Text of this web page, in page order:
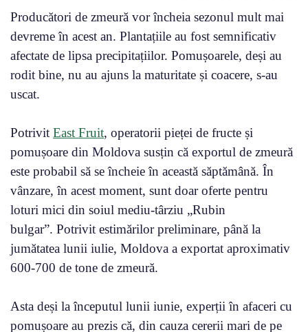
Producători de zmeură vor încheia sezonul mult mai
devreme în acest an. Plantațiile au fost semnificativ
afectate de lipsa precipitațiilor. Pomușoarele, deși au
rodit bine, nu au ajuns la maturitate și coacere, s-au
uscat.
Potrivit East Fruit, operatorii pieței de fructe și
pomușoare din Moldova susțin că exportul de zmeură
este probabil să se încheie în această săptămână. În
vânzare, în acest moment, sunt doar oferte pentru
loturi mici din soiul mediu-târziu „Rubin
bulgar”. Potrivit estimărilor preliminare, până la
jumătatea lunii iulie, Moldova a exportat aproximativ
600-700 de tone de zmeură.
Asta deși la începutul lunii iunie, experții în afaceri cu
pomușoare au prezis că, din cauza cererii mari de pe